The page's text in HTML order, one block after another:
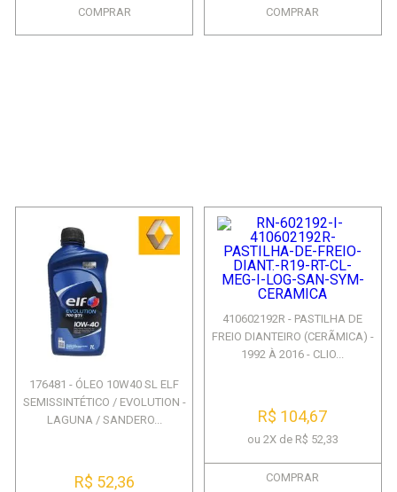
COMPRAR COMPRAR
176481 - ÓLEO 10W40 SL ELF
SEMISSINTÉTICO / EVOLUTION -
LAGUNA / SANDERO...
R$ 52,36
410602192R - PASTILHA DE
FREIO DIANTEIRO (CERÃMICA) -
1992 À 2016 - CLIO...
R$ 104,67
ou 2X de R$ 52,33
COMPRAR